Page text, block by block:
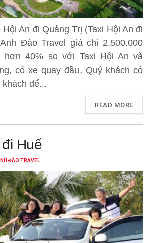
An đi Quảng Trị (Taxi Hội An đi
Đào Travel giá chỉ 2.500.000
hơn 40% so với Taxi Hội An và
có xe quay đầu, Quý khách có
để...
READ MORE
Huế
ĐÀO TRAVEL